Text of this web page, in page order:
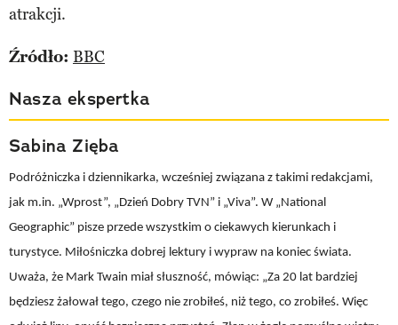
atrakcji.
Źródło: BBC
Nasza ekspertka
Sabina Zięba
Podróżniczka i dziennikarka, wcześniej związana z takimi redakcjami,
jak m.in. „Wprost”, „Dzień Dobry TVN” i „Viva”. W „National
Geographic” pisze przede wszystkim o ciekawych kierunkach i
turystyce. Miłośniczka dobrej lektury i wypraw na koniec świata.
Uważa, że Mark Twain miał słuszność, mówiąc: „Za 20 lat bardziej
będziesz żałował tego, czego nie zrobiłeś, niż tego, co zrobiłeś. Więc